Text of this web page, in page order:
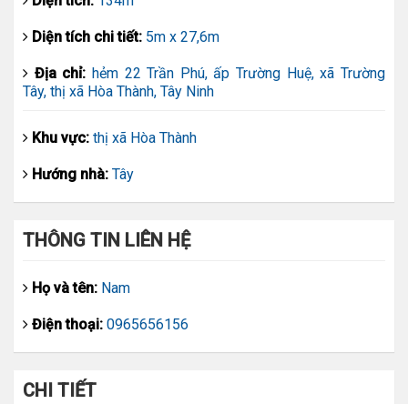
Diện tích chi tiết: 5m x 27,6m
Địa chỉ: hẻm 22 Trần Phú, ấp Trường Huệ, xã Trường
Tây, thị xã Hòa Thành, Tây Ninh
Khu vực: thị xã Hòa Thành
Hướng nhà: Tây
THÔNG TIN LIÊN HỆ
Họ và tên: Nam
Điện thoại: 0965656156
CHI TIẾT